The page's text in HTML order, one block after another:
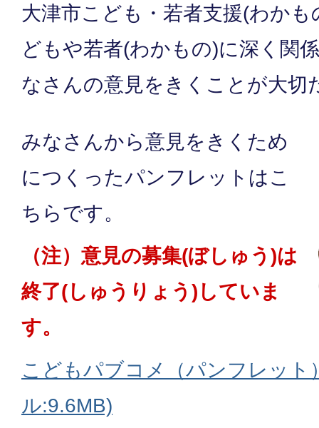
大津市こども・若者支援(わか
どもや若者(わかもの)に深く関
なさんの意見をきくことが大切
みなさんから意見をきくため
につくったパンフレットはこ
ちらです。
（注）意見の募集(ぼしゅう)は
終了(しゅうりょう)していま
す。
こどもパブコメ（パンフレット
ル:9.6MB)